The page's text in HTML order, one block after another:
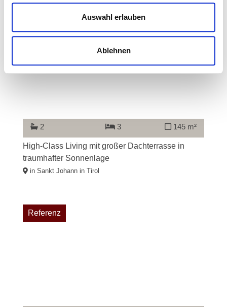
Auswahl erlauben
Ablehnen
2 3 145 m²
High-Class Living mit großer Dachterrasse in
traumhafter Sonnenlage
in Sankt Johann in Tirol
Referenz